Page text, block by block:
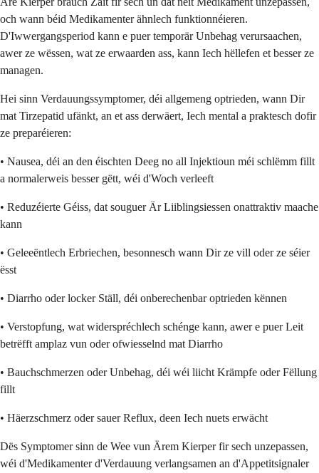
och wann béid Medikamenter ähnlech funktionnéieren.
D'Iwwergangsperiod kann e puer temporär Unbehag verursaachen,
awer ze wëssen, wat ze erwaarden ass, kann Iech hëllefen et besser ze
managen.
Hei sinn Verdauungssymptomer, déi allgemeng optrieden, wann Dir
mat Tirzepatid ufänkt, an et ass derwäert, Iech mental a praktesch dofir
ze preparéieren:
• Nausea, déi an den éischten Deeg no all Injektioun méi schlëmm fillt
a normalerweis besser gëtt, wéi d'Woch verleeft
• Reduzéierte Géiss, dat souguer Är Liiblingsiessen onattraktiv maache
kann
• Geleeëntlech Erbriechen, besonnesch wann Dir ze vill oder ze séier
ësst
• Diarrho oder locker Ställ, déi onberechenbar optrieden kënnen
• Verstopfung, wat widerspréchlech schénge kann, awer e puer Leit
betrëfft amplaz vun oder ofwiesselnd mat Diarrho
• Bauchschmerzen oder Unbehag, déi wéi liicht Krämpfe oder Fëllung
fillt
• Häerzschmerz oder sauer Reflux, deen Iech nuets erwächt
Dës Symptomer sinn de Wee vun Ärem Kierper fir sech unzepassen,
wéi d'Medikamenter d'Verdauung verlangsamen an d'Appetitsignaler